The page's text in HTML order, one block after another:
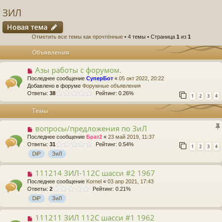
ЗИЛ
Новая тема
Отметить все темы как прочтённые• 4 темы • Страница 1из 1
Объявления
Азы работы с форумом.
Последнее сообщение СуперБот « 05 окт 2022, 20:22
Добавлено в форуме Форумные объявления
Ответы: 38 1 2 3 4
Рейтинг: 0.26%
Темы
вопросы/предложения по ЗиЛ
Последнее сообщение Брат2 « 23 май 2019, 11:37
Ответы: 31 1 2 3 4
Рейтинг: 0.54%
DiP
ЗиЛ
111214 ЗИЛ-112С шасси #2 1967
Последнее сообщение Kornel « 03 апр 2021, 17:43
Ответы: 2
Рейтинг: 0.21%
DiP
ЗиЛ
111211 ЗИЛ 112С шасси #1 1962